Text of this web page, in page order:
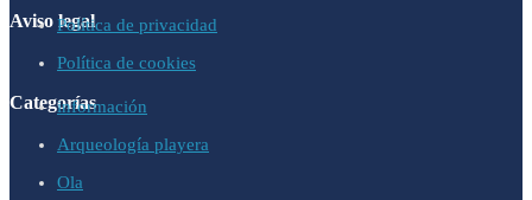
Aviso legalPolítica de privacidad
Política de cookies
Categoríasinformación
Arqueología playera
Ola